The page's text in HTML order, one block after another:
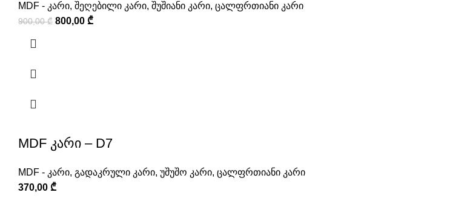
MDF - კარი, შეღებილი კარი, შუშიანი კარი, ცალფრთიანი კარი
900,00₾ 800,00 ₾
MDF კარი – D7
MDF - კარი, გადაკრული კარი, უშუშო კარი, ცალფრთიანი კარი
370,00 ₾